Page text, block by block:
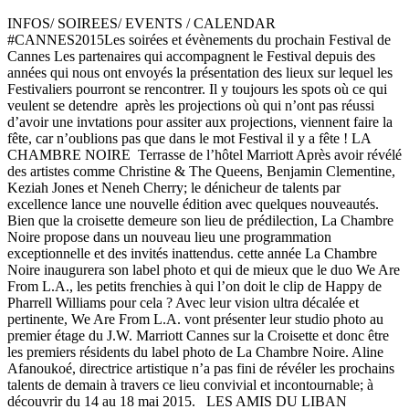
INFOS/ SOIREES/ EVENTS / CALENDAR
#CANNES2015Les soirées et évènements du prochain Festival de
Cannes Les partenaires qui accompagnent le Festival depuis des
années qui nous ont envoyés la présentation des lieux sur lequel les
Festivaliers pourront se rencontrer. Il y toujours les spots où ce qui
veulent se detendre après les projections où qui n’ont pas réussi
d’avoir une invtations pour assiter aux projections, viennent faire la
fête, car n’oublions pas que dans le mot Festival il y a fête ! LA
CHAMBRE NOIRE Terrasse de l’hôtel Marriott Après avoir révélé
des artistes comme Christine & The Queens, Benjamin Clementine,
Keziah Jones et Neneh Cherry; le dénicheur de talents par
excellence lance une nouvelle édition avec quelques nouveautés.
Bien que la croisette demeure son lieu de prédilection, La Chambre
Noire propose dans un nouveau lieu une programmation
exceptionnelle et des invités inattendus. cette année La Chambre
Noire inaugurera son label photo et qui de mieux que le duo We Are
From L.A., les petits frenchies à qui l’on doit le clip de Happy de
Pharrell Williams pour cela ? Avec leur vision ultra décalée et
pertinente, We Are From L.A. vont présenter leur studio photo au
premier étage du J.W. Marriott Cannes sur la Croisette et donc être
les premiers résidents du label photo de La Chambre Noire. Aline
Afanoukoé, directrice artistique n’a pas fini de révéler les prochains
talents de demain à travers ce lieu convivial et incontournable; à
découvrir du 14 au 18 mai 2015. LES AMIS DU LIBAN